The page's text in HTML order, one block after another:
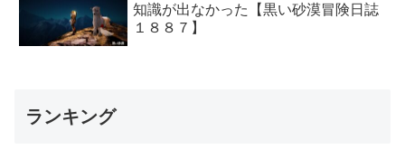
知識が出なかった【黒い砂漠冒険日誌
１８８７】
ランキング